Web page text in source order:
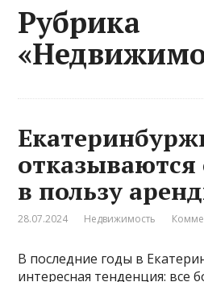
Рубрика
отказываются
в пользу
28.07.2024 Недвижимость
В последние годы в
интересная тенденция: все